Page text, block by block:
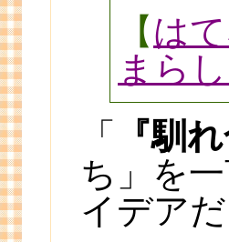
【 は
まら
「
『馴
ち」を
イデア